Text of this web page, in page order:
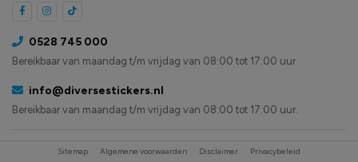
0528 745 000
Bereikbaar van maandag t/m vrijdag van 08:00 tot 17:00 uur
info@diversestickers.nl
Bereikbaar van maandag t/m vrijdag van 08:00 tot 17:00 uur.
Sitemap Algemene voorwaarden Disclaimer Privacybeleid